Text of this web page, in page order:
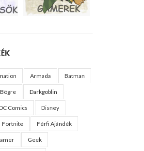
Armada Batman
Bögre Darkgoblin
Comics Disney
Fortnite Férfi Ajándék
Geek